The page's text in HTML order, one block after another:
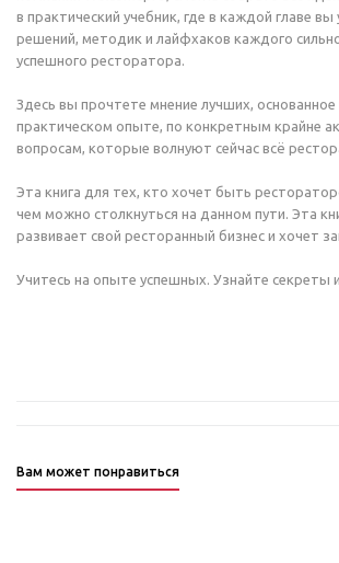
Продукты и ингредиенты
в практический учебник, где в каждой главе вы
решений, методик и лайфхаков каждого
успешного ресторатора.
Здесь вы прочтете мнение лучших, основанное
практическом опыте, по конкретным крайне
вопросам, которые волнуют сейчас всё
Эта книга для тех, кто хочет быть
чем можно столкнуться на данном пути. Эта
развивает свой ресторанный бизнес и хочет
Учитесь на опыте успешных. Узнайте секреты
Вам может понравиться